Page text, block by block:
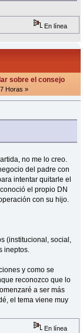
En línea
sobre el consejo
Horas »
no me lo creo.
del padre con
intentar quitarle el
el propio DN
con su hijo.
(institucional, social,
ineptos.
y como se
reconozco que lo
a ser más
el tema viene muy
En línea